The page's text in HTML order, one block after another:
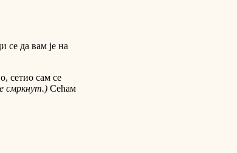
се да вам је на
сетио сам се
смркнут.) Сећам